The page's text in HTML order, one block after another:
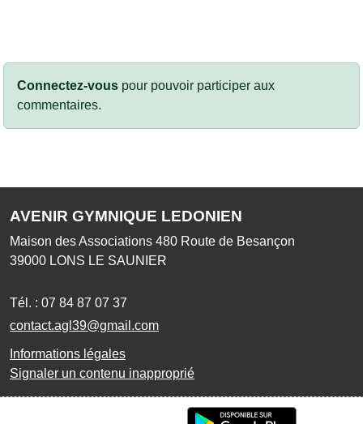
Connectez-vous pour pouvoir participer aux
commentaires.
AVENIR GYMNIQUE LEDONIEN
Maison des Associations 480 Route de Besançon
39000 LONS LE SAUNIER
Tél. : 07 84 87 07 37
contact.agl39@gmail.com
Informations légales
Signaler un contenu inapproprié